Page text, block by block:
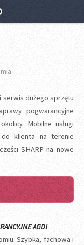
serwis dużego sprzętu
pogwarancyjne
Mobilne usługi
klienta na terenie
SHARP na nowe
AGD!
Szybka, fachowa i